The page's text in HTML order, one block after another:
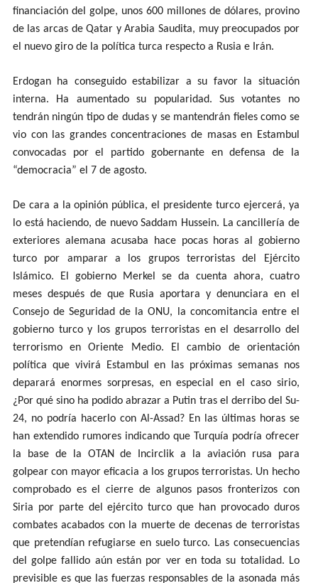
financiación del golpe, unos 600 millones de dólares, provino
de las arcas de Qatar y Arabia Saudita, muy preocupados por
el nuevo giro de la política turca respecto a Rusia e Irán.
Erdogan ha conseguido estabilizar a su favor la situación
interna. Ha aumentado su popularidad. Sus votantes no
tendrán ningún tipo de dudas y se mantendrán fieles como se
vio con las grandes concentraciones de masas en Estambul
convocadas por el partido gobernante en defensa de la
“democracia” el 7 de agosto.
De cara a la opinión pública, el presidente turco ejercerá, ya
lo está haciendo, de nuevo Saddam Hussein. La cancillería de
exteriores alemana acusaba hace pocas horas al gobierno
turco por amparar a los grupos terroristas del Ejército
Islámico. El gobierno Merkel se da cuenta ahora, cuatro
meses después de que Rusia aportara y denunciara en el
Consejo de Seguridad de la ONU, la concomitancia entre el
gobierno turco y los grupos terroristas en el desarrollo del
terrorismo en Oriente Medio. El cambio de orientación
política que vivirá Estambul en las próximas semanas nos
deparará enormes sorpresas, en especial en el caso sirio,
¿Por qué sino ha podido abrazar a Putin tras el derribo del Su-
24, no podría hacerlo con Al-Assad? En las últimas horas se
han extendido rumores indicando que Turquía podría ofrecer
la base de la OTAN de Incirclik a la aviación rusa para
golpear con mayor eficacia a los grupos terroristas. Un hecho
comprobado es el cierre de algunos pasos fronterizos con
Siria por parte del ejército turco que han provocado duros
combates acabados con la muerte de decenas de terroristas
que pretendían refugiarse en suelo turco. Las consecuencias
del golpe fallido aún están por ver en toda su totalidad. Lo
previsible es que las fuerzas responsables de la asonada más